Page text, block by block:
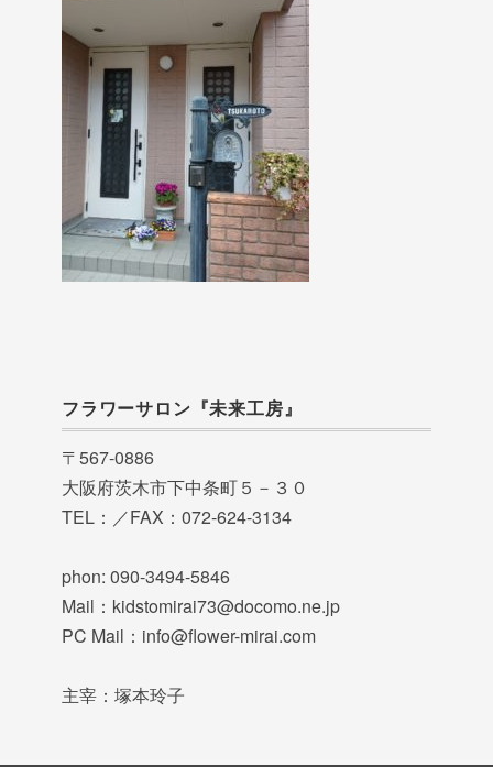
フラワーサロン『未来工房』
〒567-0886
大阪府茨木市下中条町５－３０
TEL：／FAX：072-624-3134
phon: 090-3494-5846
Mail：kidstomirai73@docomo.ne.jp
PC Mail：info@flower-mirai.com
主宰：塚本玲子